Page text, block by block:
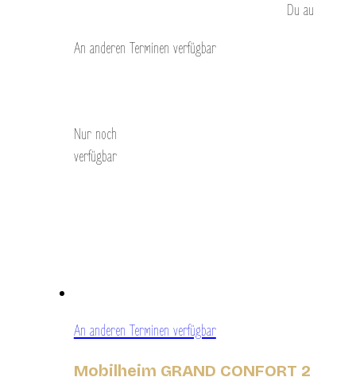
Duau
An anderen Terminen verfügbar
Nur noch
verfügbar
An anderen Terminen verfügbar
Mobilheim GRAND CONFORT 2